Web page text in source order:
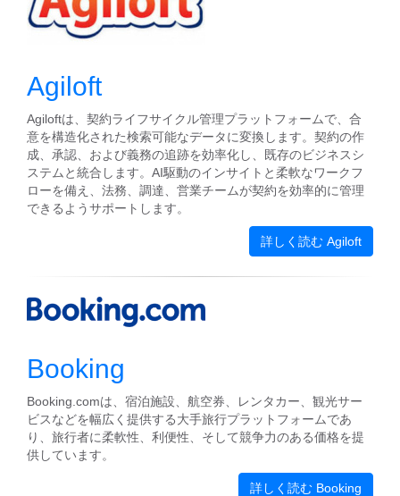
Agiloft
Agiloftは、契約ライフサイクル管理プラットフォームで、合
意を構造化された検索可能なデータに変換します。契約の作
成、承認、および義務の追跡を効率化し、既存のビジネスシ
ステムと統合します。AI駆動のインサイトと柔軟なワークフ
ローを備え、法務、調達、営業チームが契約を効率的に管理
できるようサポートします。
詳しく読む Agiloft
Booking
Booking.comは、宿泊施設、航空券、レンタカー、観光サー
ビスなどを幅広く提供する大手旅行プラットフォームであ
り、旅行者に柔軟性、利便性、そして競争力のある価格を提
供しています。
詳しく読む Booking